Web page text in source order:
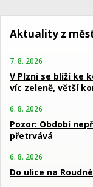
Aktuality z
7. 8. 2026
V Plzni se blíží ke
víc zeleně, větší
6. 8. 2026
Pozor: Období
přetrvává
6. 8. 2026
Do ulice na